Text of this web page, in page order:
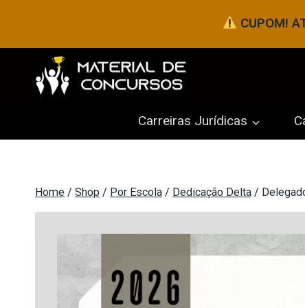
o
Conteúdo
CUPOM!
Carreiras Jurídicas
Home / Shop / Por Escola / Dedicação Delta /